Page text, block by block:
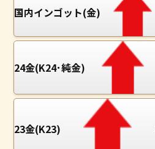
国内インゴット(金)
24金(K24･純金)
23金(K23)